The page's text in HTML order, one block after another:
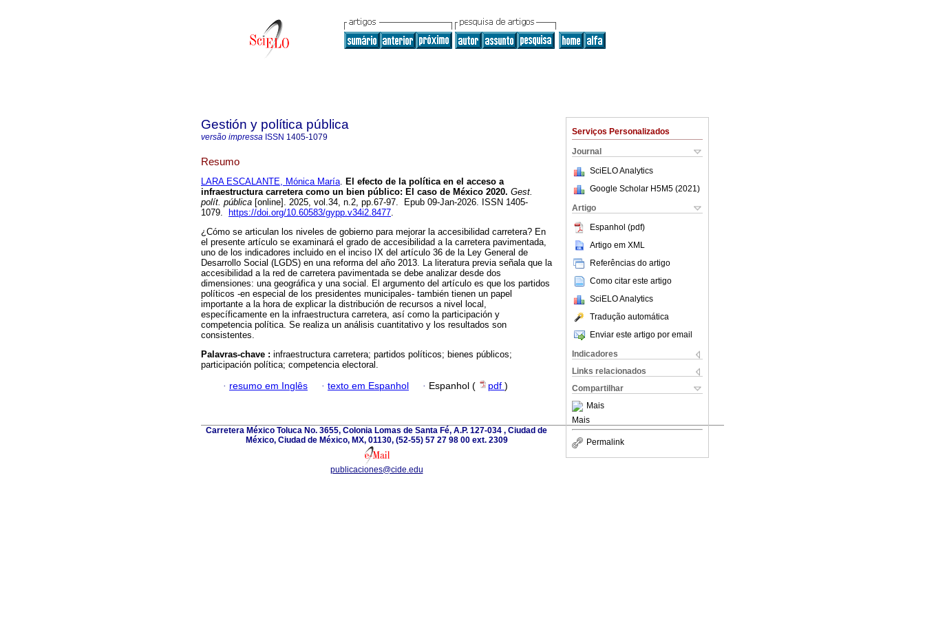
Serviços Personalizados
Journal
SciELO Analytics
Google Scholar H5M5 (2021 )
Artigo
Espanhol (pdf)
Artigo em XML
Referências do artigo
Como citar este artigo
SciELO Analytics
Tradução automática
Enviar este artigo por email
Indicadores
Links relacionados
Compartilhar
Mais
Mais
Permalink
Gestión y política pública
versão impressa ISSN 1405-1079
Resumo
LARA ESCALANTE, Mónica María. El efecto de la política en el acceso a
infraestructura carretera como un bien público: El caso de México 2020. Gest.
polít. pública [online]. 2025, vol.34, n.2, pp.67-97. Epub 09-Jan-2026. ISSN 1405-
1079.
https://doi.org/10.60583/gypp.v34i2.8477.
¿Cómo se articulan los niveles de gobierno para mejorar la accesibilidad carretera? En
el presente artículo se examinará el grado de accesibilidad a la carretera pavimentada,
uno de los indicadores incluido en el inciso IX del artículo 36 de la Ley General de
Desarrollo Social (LGDS) en una reforma del año 2013. La literatura previa señala que la
accesibilidad a la red de carretera pavimentada se debe analizar desde dos
dimensiones: una geográfica y una social. El argumento del artículo es que los partidos
políticos -en especial de los presidentes municipales- también tienen un papel
importante a la hora de explicar la distribución de recursos a nivel local,
específicamente en la infraestructura carretera, así como la participación y
competencia política. Se realiza un análisis cuantitativo y los resultados son
consistentes.
Palavras-chave : infraestructura carretera; partidos políticos; bienes públicos;
participación política; competencia electoral.
· resumo em Inglês · texto em Espanhol · Espanhol ( pdf )
Carretera México Toluca No. 3655, Colonia Lomas de Santa Fé, A.P. 127-034 , Ciudad de
México, Ciudad de México, MX, 01130, (52-55) 57 27 98 00 ext. 2309
publicaciones@cide.edu